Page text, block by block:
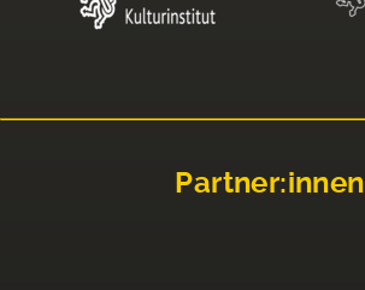
Partner:innen